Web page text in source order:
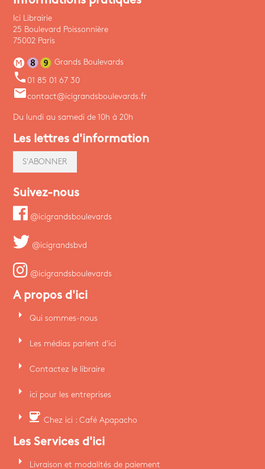
Ici Librairie
25 Boulevard Poissonnière
75002 Paris
Grands Boulevards
phone 01 85 01 67 30
emailcontact@icigrandsboulevards.fr
Du lundi au samedi de 10h à 20h
Les lettres d'information
S'ABONNER
Suivez-nous
@icigrandsboulevards
@icigrandsbvd
@icigrandsboulevards
A propos d'ici
arrow_right Qui sommes-nous
arrow_right Les médias parlent d'ici
arrow_right Contactez le libraire
arrow_right ici pour les entreprises
arrow_right coffee Chez ici : Café Apapacho
Les Services d'ici
arrow_right Livraison et modalités de paiement